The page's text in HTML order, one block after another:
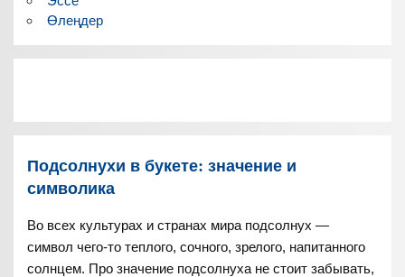
Өлеңдер
Подсолнухи в букете: значение и
символика
Во всех культурах и странах мира подсолнух —
символ чего-то теплого, сочного, зрелого, напитанного
солнцем. Про значение подсолнуха не стоит забывать,